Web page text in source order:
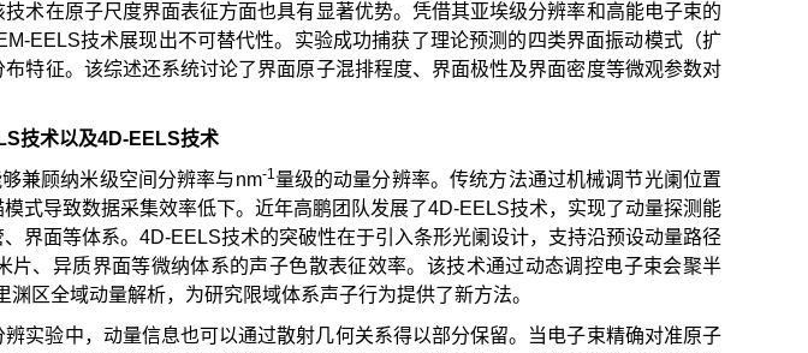
术在原子尺度界面表征方面也具有显著优势。凭借其亚埃级分辨率和高能电子束的
EELS技术展现出不可替代性。实验成功捕获了理论预测的四类界面振动模式（扩
特征。该综述还系统讨论了界面原子混排程度、界面极性及界面密度等微观参数对
技术以及4D-EELS技术
兼顾纳米级空间分辨率与nm-1量级的动量分辨率。传统方法通过机械调节光阑位置
式导致数据采集效率低下。近年高鹏团队发展了4D-EELS技术，实现了动量探测能
界面等体系。4D-EELS技术的突破性在于引入条形光阑设计，支持沿预设动量路径
片、异质界面等微纳体系的声子色散表征效率。该技术通过动态调控电子束会聚半
区全域动量解析，为研究限域体系声子行为提供了新方法。
实验中，动量信息也可以通过散射几何关系得以部分保留。当电子束精确对准原子